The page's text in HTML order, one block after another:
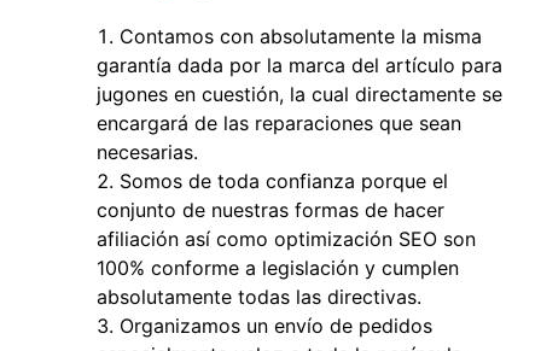
Contamos con absolutamente la misma
garantía dada por la marca del artículo para
jugones en cuestión, la cual directamente se
encargará de las reparaciones que sean
necesarias.
Somos de toda confianza porque el
conjunto de nuestras formas de hacer
afiliación así como optimización SEO son
100% conforme a legislación y cumplen
absolutamente todas las directivas.
Organizamos un envío de pedidos